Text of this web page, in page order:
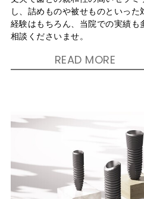
し、詰めものや被せものといった
経験はもちろん、当院での実績
相談くださいませ。
READ MORE